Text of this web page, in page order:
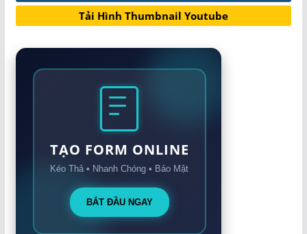
Tải Hình Thumbnail Youtube
TẠO FORM ONLINE
Kéo Thả • Nhanh Chóng • Bảo Mật
BẮT ĐẦU NGAY